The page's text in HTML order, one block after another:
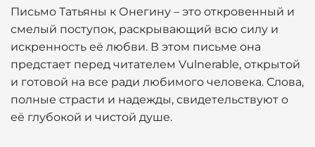
Письмо Татьяны к Онегину – это откровенный и
смелый поступок, раскрывающий всю силу и
искренность её любви. В этом письме она
предстает перед читателем Vulnerable, открытой
и готовой на все ради любимого человека. Слова,
полные страсти и надежды, свидетельствуют о
её глубокой и чистой душе.